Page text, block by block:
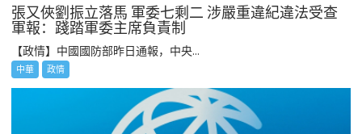
張又俠劉振立落馬 軍委七剩二 涉嚴重違紀違法受查
軍報：踐踏軍委主席負責制
【政情】中國國防部昨日通報，中央...
中華 政情